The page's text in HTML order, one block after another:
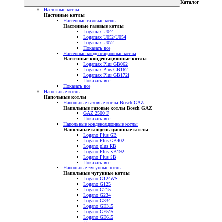
Каталог
Настенные котлы
Настенные котлы
Настенные газовые котлы
Настенные газовые котлы
Logamax U044
Logamax U052/U054
Logamax U072
Показать все
Настенные конденсационные котлы
Настенные конденсационные котлы
Logamax Plus GB062
Logamax Plus GB162
Logamax Plus GB172i
Показать все
Показать все
Напольные котлы
Напольные котлы
Напольные газовые котлы Bosch GAZ
Напольные газовые котлы Bosch GAZ
GAZ 2500 F
Показать все
Напольные конденсационные котлы
Напольные конденсационные котлы
Logano Plus GB
Logano Plus GB402
Logano plus KB
Logano Plus KB192i
Logano Plus SB
Показать все
Напольные чугунные котлы
Напольные чугунные котлы
Logano G124WS
Logano G125
Logano G215
Logano G234
Logano G334
Logano GE315
Logano GE515
Logano GE615